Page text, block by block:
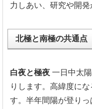
力しあい、 研究や開発
北極と南極の共通点
白夜と極夜 一日中太
りします。 高緯度にな
す。 半年間陽が登り